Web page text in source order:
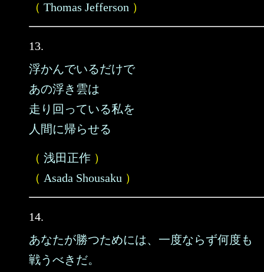
（ Thomas Jefferson ）
13.
浮かんでいるだけで
あの浮き雲は
走り回っている私を
人間に帰らせる
（ 浅田正作 ）
（ Asada Shousaku ）
14.
あなたが勝つためには、一度ならず何度も
戦うべきだ。